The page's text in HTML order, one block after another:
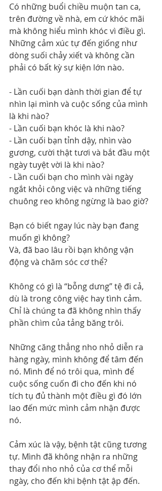
Có những buổi chiều muộn tan ca,
trên đường về nhà, em cứ khóc mãi
mà không hiểu mình khóc vì điều gì.
Những cảm xúc tự đến giống như
dòng suối chảy xiết và không cần
phải có bất kỳ sự kiện lớn nào.
- Lần cuối bạn dành thời gian để tự
nhìn lại mình và cuộc sống của mình
là khi nào?
- Lần cuối bạn khóc là khi nào?
- Lần cuối bạn tỉnh dậy, nhìn vào
gương, cười thật tươi và bắt đầu một
ngày tuyệt vời là khi nào?
- Lần cuối bạn cho mình vài ngày
ngắt khỏi công việc và những tiếng
chuông reo không ngừng là bao giờ?
Bạn có biết ngay lúc này bạn đang
muốn gì không?
Và, đã bao lâu rồi bạn không vận
động và chăm sóc cơ thể?
Không có gì là “bỗng dưng” tệ đi cả,
dù là trong công việc hay tình cảm.
Chỉ là chúng ta đã không nhìn thấy
phần chìm của tảng băng trôi.
Những căng thẳng nho nhỏ diễn ra
hàng ngày, mình không để tâm đến
nó. Mình để nó trôi qua, mình để
cuộc sống cuốn đi cho đến khi nó
tích tụ đủ thành một điều gì đó lớn
lao đến mức mình cảm nhận được
nó.
Cảm xúc là vậy, bệnh tật cũng tương
tự. Mình đã không nhận ra những
thay đổi nho nhỏ của cơ thể mỗi
ngày, cho đến khi bệnh tật ập đến.